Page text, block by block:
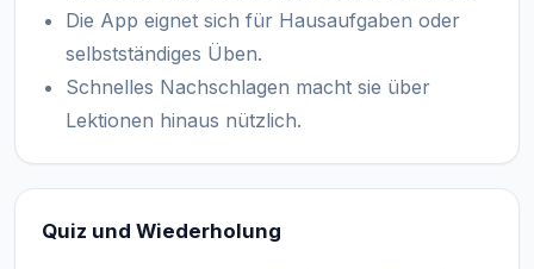
Die App eignet sich für Hausaufgaben oder
selbstständiges Üben.
Schnelles Nachschlagen macht sie über
Lektionen hinaus nützlich.
Quiz und Wiederholung